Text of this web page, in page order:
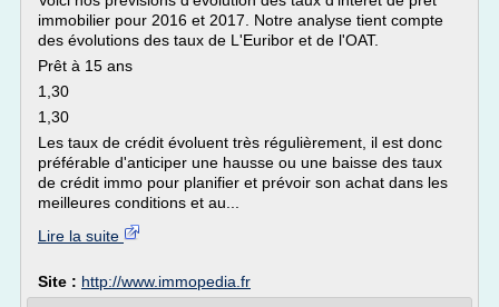
immobilier pour 2016 et 2017. Notre analyse tient compte
des évolutions des taux de L'Euribor et de l'OAT.
Prêt à 15 ans
1,30
1,30
Les taux de crédit évoluent très régulièrement, il est donc
préférable d'anticiper une hausse ou une baisse des taux
de crédit immo pour planifier et prévoir son achat dans les
meilleures conditions et au...
Lire la suite
Site : http://www.immopedia.fr